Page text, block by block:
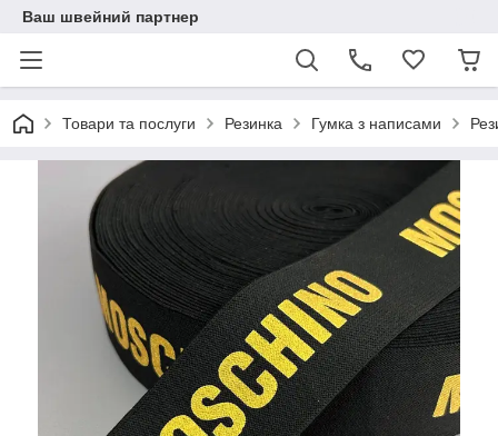
Ваш швейний партнер
Товари та послуги Резинка Гумка з написами